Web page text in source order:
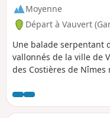
Moyenne
Départ à Vauvert
Une balade serpentant
vallonnés de la ville de
des Costières de